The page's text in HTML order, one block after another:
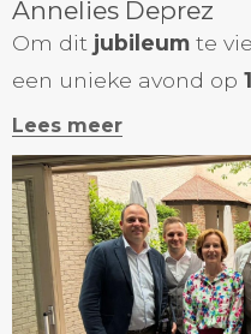
Annelies Deprez
Om dit jubileum te
een unieke avond op
Lees meer